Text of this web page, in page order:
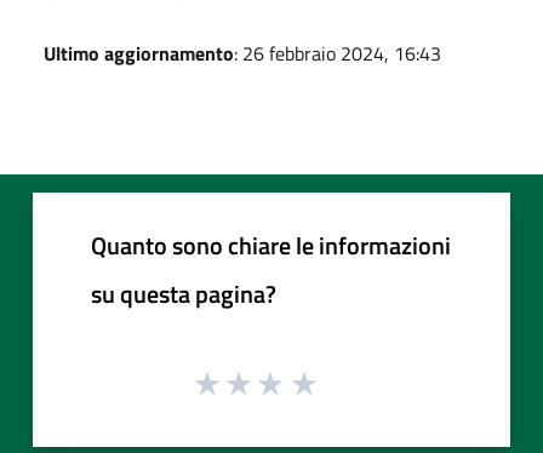
Ultimo aggiornamento: 26 febbraio 2024, 16:43
Quanto sono chiare le informazioni
su questa pagina?